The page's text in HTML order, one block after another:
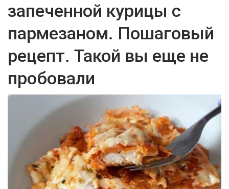
запеченной курицы с
пармезаном. Пошаговый
рецепт. Такой вы еще не
пробовали